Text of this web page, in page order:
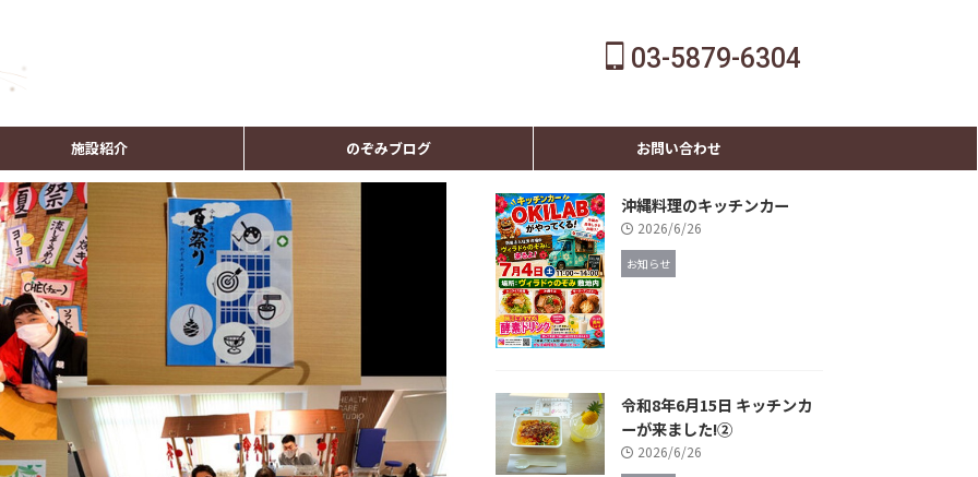
03-5879-6304
施設紹介 のぞみブログ お問い合わせ
沖縄料理のキッチンカー
2026/6/26
お知らせ
令和8年6月15日 キッチンカ
ーが来ました!②
2026/6/26